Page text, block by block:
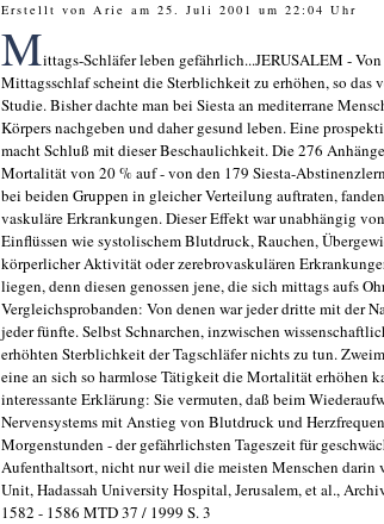
Erstellt von Arie am 25. Juli 2001 um 22:04 Uhr
Mittags-Schläfer leben gefährlich...JERUSALEM -
Mittagsschlaf scheint die Sterblichkeit zu erhöhen, so das
Studie. Bisher dachte man bei Siesta an mediterrane
Körpers nachgeben und daher gesund leben. Eine
macht Schluß mit dieser Beschaulichkeit. Die 276
Mortalität von 20 % auf - von den 179 Siesta-
bei beiden Gruppen in gleicher Verteilung auftraten,
vaskuläre Erkrankungen. Dieser Effekt war unabhängig
Einflüssen wie systolischem Blutdruck, Rauchen,
körperlicher Aktivität oder zerebrovaskulären
liegen, denn diesen genossen jene, die sich mittags aufs
Vergleichsprobanden: Von denen war jeder dritte mit der
jeder fünfte. Selbst Schnarchen, inzwischen
erhöhten Sterblichkeit der Tagschläfer nichts zu tun.
eine an sich so harmlose Tätigkeit die Mortalität erhöhen
interessante Erklärung: Sie vermuten, daß beim
Nervensystems mit Anstieg von Blutdruck und
Morgenstunden - der gefährlichsten Tageszeit für
Aufenthaltsort, nicht nur weil die meisten Menschen darin
Unit, Hadassah University Hospital, Jerusalem, et al.,
1582 - 1586 MTD 37 / 1999 S. 3